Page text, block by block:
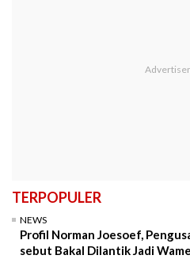
TERPOPULER
NEWS
Profil Norman Joesoef,
sebut Bakal Dilantik Jadi